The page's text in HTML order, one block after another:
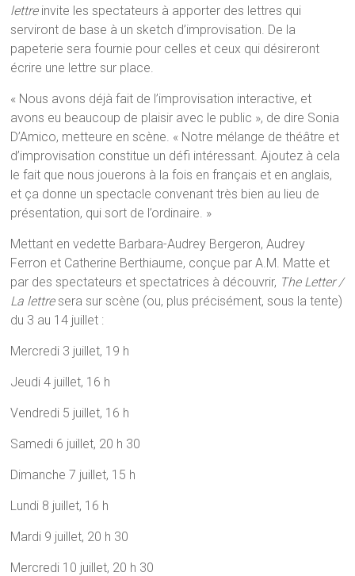
lettreinvite les spectateurs à apporter des lettres qui
serviront de base à un sketch d’improvisation. De la
papeterie sera fournie pour celles et ceux qui désireront
écrire une lettre sur place.
« Nous avons déjà fait de l’improvisation interactive, et
avons eu beaucoup de plaisir avec le public », de dire Sonia
D’Amico, metteure en scène. « Notre mélange de théâtre et
d’improvisation constitue un défi intéressant. Ajoutez à cela
le fait que nous jouerons à la fois en français et en anglais,
et ça donne un spectacle convenant très bien au lieu de
présentation, qui sort de l’ordinaire. »
Mettant en vedette Barbara-Audrey Bergeron, Audrey
Ferron et Catherine Berthiaume, conçue par A.M. Matte et
par des spectateurs et spectatrices à découvrir, The Letter /
La lettre sera sur scène (ou, plus précisément, sous la tente)
du 3 au 14 juillet :
Mercredi 3 juillet, 19 h
Jeudi 4 juillet, 16 h
Vendredi 5 juillet, 16 h
Samedi 6 juillet, 20 h 30
Dimanche 7 juillet, 15 h
Lundi 8 juillet, 16 h
Mardi 9 juillet, 20 h 30
Mercredi 10 juillet, 20 h 30